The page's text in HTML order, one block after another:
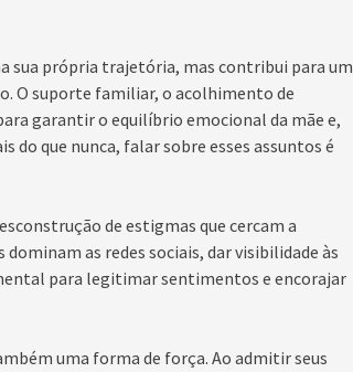
sua própria trajetória, mas contribui para um
O suporte familiar, o acolhimento de
garantir o equilíbrio emocional da mãe e,
do que nunca, falar sobre esses assuntos é
de estigmas que cercam a
as redes sociais, dar visibilidade às
para legitimar sentimentos e encorajar
uma forma de força. Ao admitir seus